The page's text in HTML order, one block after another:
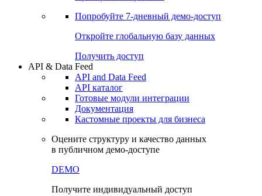
Чат
Проверка контрагента
Попробуйте7-дневный
Откройте глобальную базу данных
Получить доступ
API & Data Feed
API and Data Feed
Готовые модули интеграции
Документация
в публичном демо-доступе